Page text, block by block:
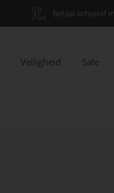
Betaal achteraf
Veiligheid Sale